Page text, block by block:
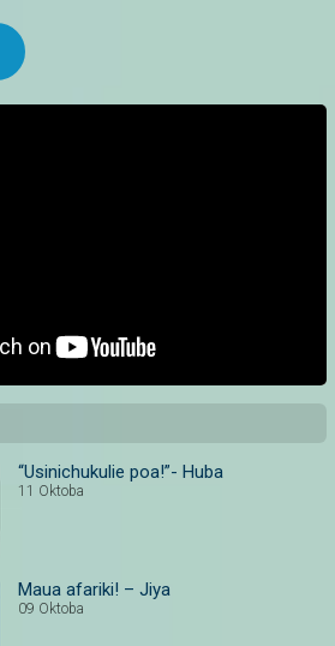
“Usinichukulie poa!”- Huba
11 Oktoba
Maua afariki! – Jiya
09 Oktoba